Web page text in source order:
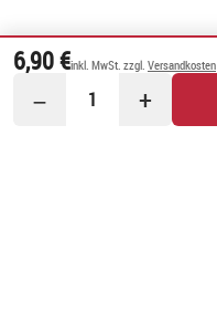
6,90 €inkl. MwSt. zzgl. Versandkosten
− 1 +